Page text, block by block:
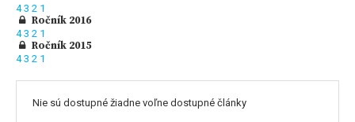
43 2 1
Ročník 2016
43 2 1
Ročník 2015
43 2 1
Nie sú dostupné žiadne voľne dostupné články